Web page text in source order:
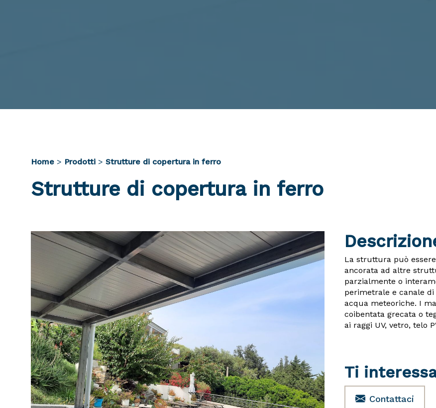
Home > Prodotti > Strutture di copertura in ferro
Strutture di copertura in ferro
La struttura può
ancorata ad altre
parzialmente o
perimetrale e canale
acqua meteoriche. I
coibentata grecata o
ai raggi UV, vetro, telo
Ti
Contattaci